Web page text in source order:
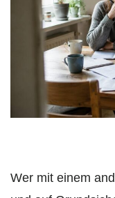
Wer mit einem